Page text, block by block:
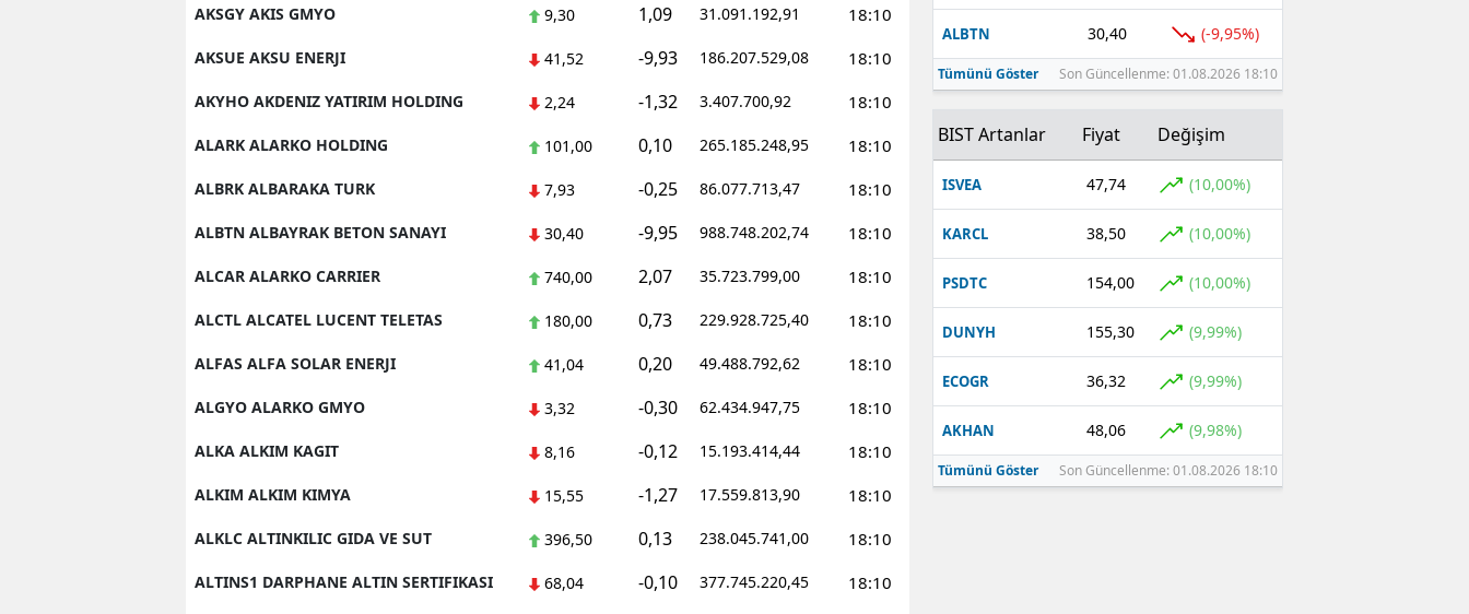
Mardin
Muğla
Muş
Nevşehir
Niğde
Ordu
Rize
Sakarya
AKSGY AKIS GMYO 9,30 1,09 31.091.192,91 18:10
AKSUE AKSU ENERJI 41,52 -9,93 186.207.529,08 18:10
AKYHO AKDENIZ YATIRIM HOLDING 2,24 -1,32 3.407.700,92 18:10
ALARK ALARKO HOLDING 101,00 0,10 265.185.248,95 18:10
ALBRK ALBARAKA TURK 7,93 -0,25 86.077.713,47 18:10
ALBTN ALBAYRAK BETON SANAYI 30,40 -9,95 988.748.202,74 18:10
ALCAR ALARKO CARRIER 740,00 2,07 35.723.799,00 18:10
ALCTL ALCATEL LUCENT TELETAS 180,00 0,73 229.928.725,40 18:10
ALFAS ALFA SOLAR ENERJI 41,04 0,20 49.488.792,62 18:10
ALGYO ALARKO GMYO 3,32 -0,30 62.434.947,75 18:10
ALKA ALKIM KAGIT 8,16 -0,12 15.193.414,44 18:10
ALKIM ALKIM KIMYA 15,55 -1,27 17.559.813,90 18:10
ALKLC ALTINKILIC GIDA VE SUT 396,50 0,13 238.045.741,00 18:10
ALTINS1 DARPHANE ALTIN SERTIFIKASI 68,04 -0,10 377.745.220,45 18:10
ALBTN 30,40 (-9,95%)
Tümünü Göster Son Güncellenme: 01.08.2026 18:10
BIST Artanlar Fiyat Değişim
ISVEA 47,74 (10,00%)
KARCL 38,50 (10,00%)
PSDTC 154,00 (10,00%)
DUNYH 155,30 (9,99%)
ECOGR 36,32 (9,99%)
AKHAN 48,06 (9,98%)
Tümünü Göster Son Güncellenme: 01.08.2026 18:10